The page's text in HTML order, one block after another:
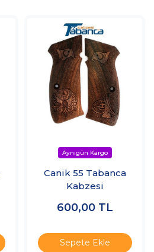
Canik 55 Tabanca
Kabzesi
600,00 TL
Sepete Ekle